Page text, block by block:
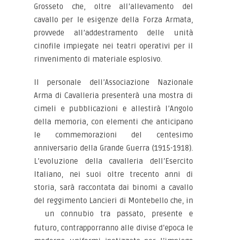
Grosseto che, oltre all’allevamento del
cavallo per le esigenze della Forza Armata,
provvede all’addestramento delle unità
cinofile impiegate nei teatri operativi per il
rinvenimento di materiale esplosivo.
Il personale dell’Associazione Nazionale
Arma di Cavalleria presenterà una mostra di
cimeli e pubblicazioni e allestirà l’Angolo
della memoria, con elementi che anticipano
le commemorazioni del centesimo
anniversario della Grande Guerra (1915-1918).
L’evoluzione della cavalleria dell’Esercito
Italiano, nei suoi oltre trecento anni di
storia, sarà raccontata dai binomi a cavallo
del reggimento Lancieri di Montebello che, in
un connubio tra passato, presente e
futuro, contrapporranno alle divise d’epoca le